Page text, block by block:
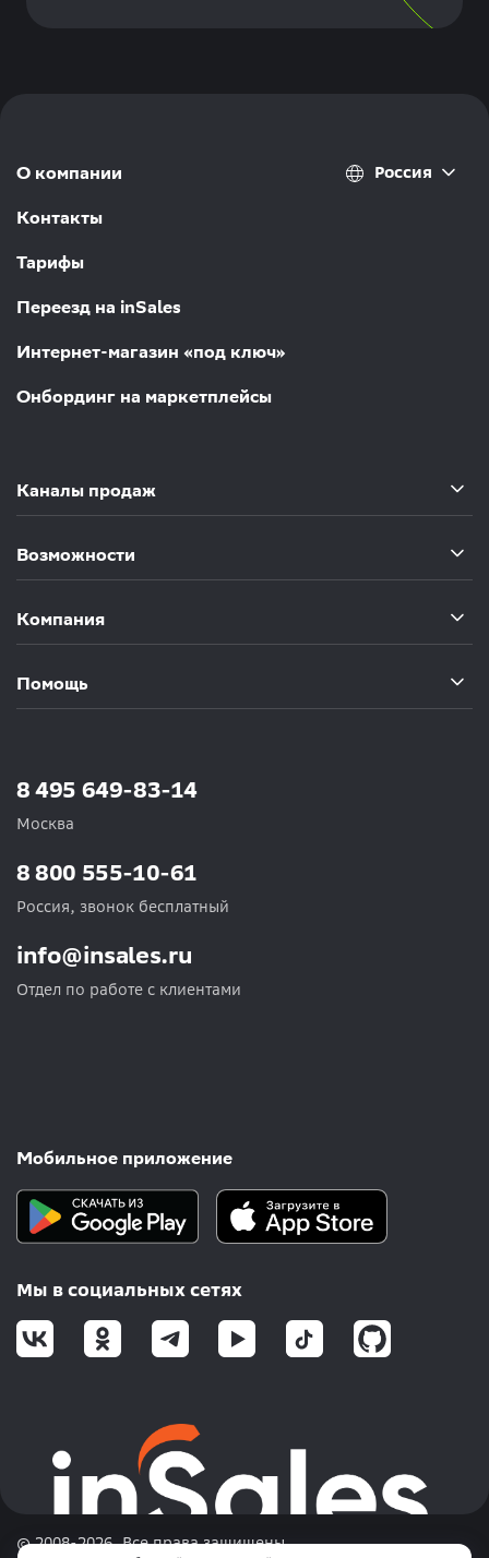
О компании
Контакты
Тарифы
Переезд на inSales
Интернет-магазин «под ключ»
Онбординг на маркетплейсы
Россия
Каналы продаж
Возможности
Компания
Помощь
8 495 649-83-14
Москва
info@insales.ru
Отдел по работе с клиентами
8 800 555-10-61
Россия, звонок бесплатный
Мобильное приложение
Мы в социальных сетях
© 2008-2026. Все права защищены.